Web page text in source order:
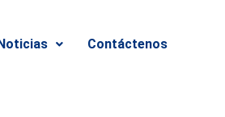
Contáctenos